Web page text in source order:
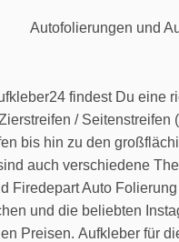
Autofolierungen und
findest Du eine
/ Seitenstreifen
bis hin zu den
auch verschiedene
Firedepart Auto
und die beliebten
Preisen. Aufkleber für